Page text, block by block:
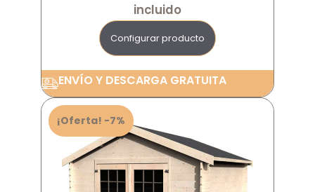
incluido
Configurar producto
ENVÍO Y DESCARGA GRATUITA
¡Oferta! -7%